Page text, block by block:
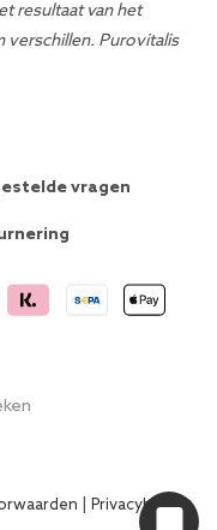
resultaat van het
verschillen. Purovitalis
vragen
Privacybeleid